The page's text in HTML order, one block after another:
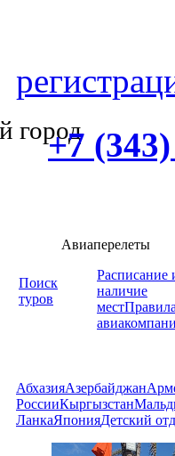
город
+7
Поиск
туров
Авиаперелеты
Расписание
наличие
местПравила
АбхазияАзербайджан
РоссииКыргызстан
ЛанкаЯпонияДетский